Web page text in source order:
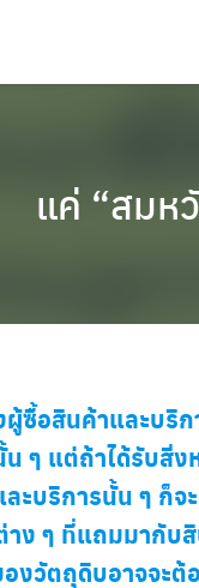
แค่ “สมห
ซื้อสินค้าและบริ
ๆ แต่ถ้าได้รับสิ่
ะบริการนั้น ๆ ก็
าง ๆ ที่แถมมากับ
งวัตถุดิบอาจจะ